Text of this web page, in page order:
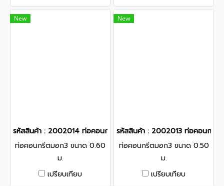
New
รหัสสินค้า : 2002014 ท่อคอนกรีตมอก3 ขนาด 0.60 ม.
ท่อคอนกรีตมอก3 ขนาด 0.60
ม.
เปรียบเทียบ
New
รหัสสินค้า : 2002013 ท่อคอนกรีต
ท่อคอนกรีตมอก3 ขนาด 0.50
ม.
เปรียบเทียบ